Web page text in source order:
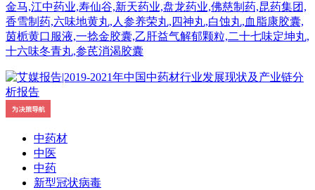
金马,江中药业,寿仙谷,新天药业,盘龙药业,佛慈制药,昆药集团,
香雪制药,六味地黄丸,人参养荣丸,四神丸,白蚀丸,血脂康胶囊,
茵栀黄口服液,一捻金胶囊,乙肝益气解郁颗粒,二十七味定坤丸,
十六味冬青丸,参芪消渴胶囊
中药材
中医
中药
新型冠状病毒